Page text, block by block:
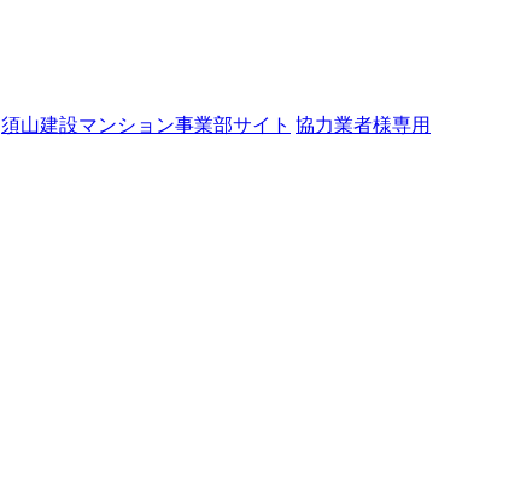
須山建設マンション事業部サイト 協力業者様専用